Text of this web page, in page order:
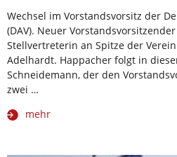
Wechsel im Vorstandsvorsitz der
(DAV). Neuer
Stellvertreterin an Spitze der
Adelhardt. Happacher folgt in
Schneidemann, der den
zwei …
mehr